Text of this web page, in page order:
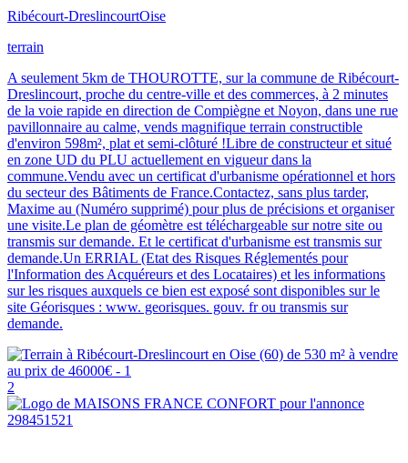
Ribécourt-DreslincourtOise
terrain
A seulement 5km de THOUROTTE, sur la commune de Ribécourt-
Dreslincourt, proche du centre-ville et des commerces, à 2 minutes
de la voie rapide en direction de Compiègne et Noyon, dans une rue
pavillonnaire au calme, vends magnifique terrain constructible
d'environ 598m², plat et semi-clôturé !Libre de constructeur et situé
en zone UD du PLU actuellement en vigueur dans la
commune.Vendu avec un certificat d'urbanisme opérationnel et hors
du secteur des Bâtiments de France.Contactez, sans plus tarder,
Maxime au (Numéro supprimé) pour plus de précisions et organiser
une visite.Le plan de géomètre est téléchargeable sur notre site ou
transmis sur demande. Et le certificat d'urbanisme est transmis sur
demande.Un ERRIAL (Etat des Risques Réglementés pour
l'Information des Acquéreurs et des Locataires) et les informations
sur les risques auxquels ce bien est exposé sont disponibles sur le
site Géorisques : www. georisques. gouv. fr ou transmis sur
demande.
2